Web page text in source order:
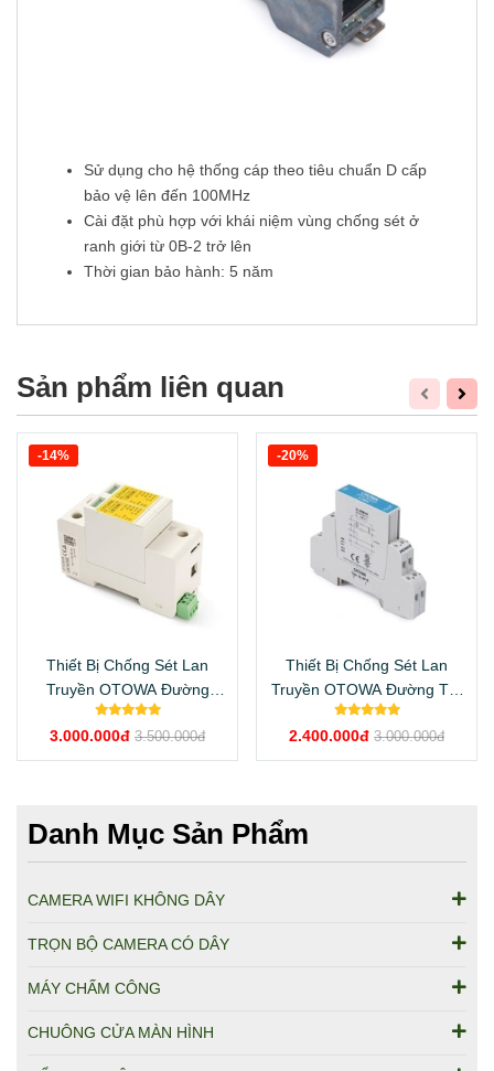
Sử dụng cho hệ thống cáp theo tiêu chuẩn D cấp
bảo vệ lên đến 100MHz
Cài đặt phù hợp với khái niệm vùng chống sét ở
ranh giới từ 0B-2 trở lên
Thời gian bảo hành: 5 năm
Sản phẩm liên quan
Thiết Bị Chống Sét Lan
Truyền OTOWA Đường
Nguồn LSK-N2720S
3.000.000đ 3.500.000đ
-14%
Thiết Bị Chống Sét Lan
Truyền OTOWA Đường Tín
Hiệu SL-SPM180
2.400.000đ 3.000.000đ
-20%
Danh Mục Sản Phẩm
CAMERA WIFI KHÔNG DÂY
TRỌN BỘ CAMERA CÓ DÂY
MÁY CHẤM CÔNG
CHUÔNG CỬA MÀN HÌNH